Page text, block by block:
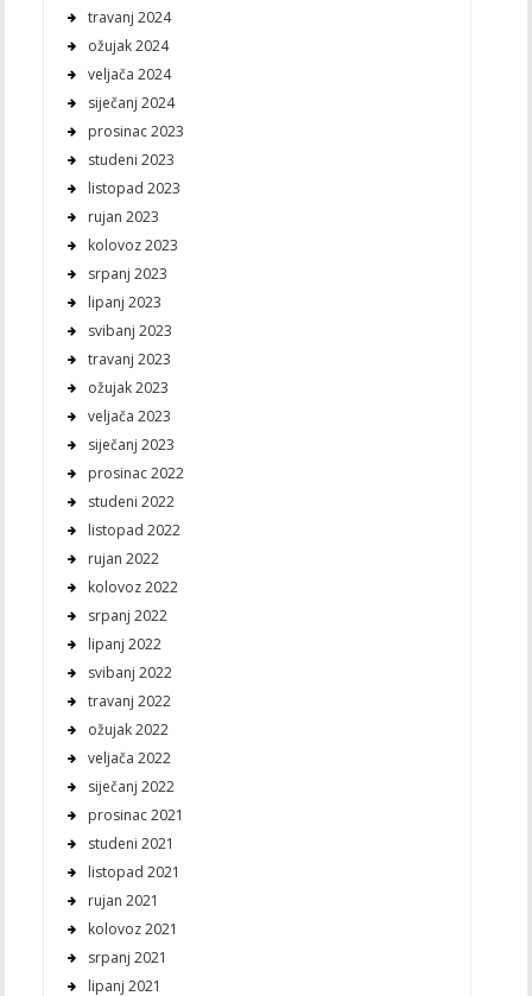
travanj 2024
ožujak 2024
veljača 2024
siječanj 2024
prosinac 2023
studeni 2023
listopad 2023
rujan 2023
kolovoz 2023
srpanj 2023
lipanj 2023
svibanj 2023
travanj 2023
ožujak 2023
veljača 2023
siječanj 2023
prosinac 2022
studeni 2022
listopad 2022
rujan 2022
kolovoz 2022
srpanj 2022
lipanj 2022
svibanj 2022
travanj 2022
ožujak 2022
veljača 2022
siječanj 2022
prosinac 2021
studeni 2021
listopad 2021
rujan 2021
kolovoz 2021
srpanj 2021
lipanj 2021